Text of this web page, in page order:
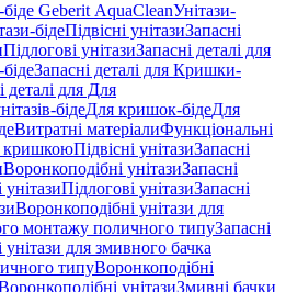
біде Geberit AquaCleanУнітази-
бідеПідвісні унітазиЗапасні
Підлогові унітазиЗапасні деталі для
Запасні деталі для Кришки-
деталі для Для
бідеДля кришок-бідеДля
Витратні матеріалиФункціональні
кришкоюПідвісні унітазиЗапасні
Воронкоподібні унітазиЗапасні
Підлогові унітазиЗапасні
Воронкоподібні унітази для
монтажу поличного типуЗапасні
для змивного бачка
типуВоронкоподібні
унітазиЗмивні бачки